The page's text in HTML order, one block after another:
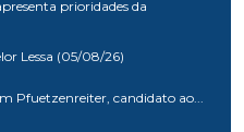
prioridades da
Lessa (05/08/26)
Pfuetzenreiter, candidato ao...